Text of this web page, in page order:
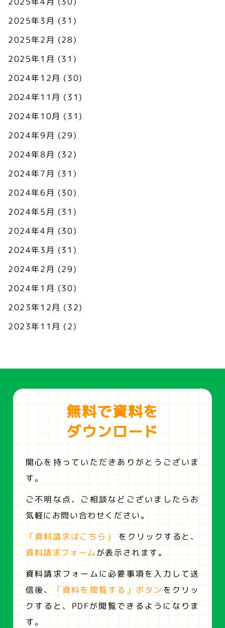
2025年3月 (31)
2025年2月 (28)
2025年1月 (31)
2024年12月 (30)
2024年11月 (31)
2024年10月 (31)
2024年9月 (29)
2024年8月 (32)
2024年7月 (31)
2024年6月 (30)
2024年5月 (31)
2024年4月 (30)
2024年3月 (31)
2024年2月 (29)
2024年1月 (30)
2023年12月 (32)
2023年11月 (2)
無料で資料を
ダウンロード
関心を持っていただきありがとうございま
す。
ご不明な点、ご相談などございましたらお
気軽にお問い合わせください。
「資料請求はこちら」
をクリックすると、
資料請求フォームが表示されます。
資料請求フォームに必要事項を入力して送
信後、
「資料を閲覧する」ボタン をクリッ
クすると、 PDFが閲覧できるようになりま
す。